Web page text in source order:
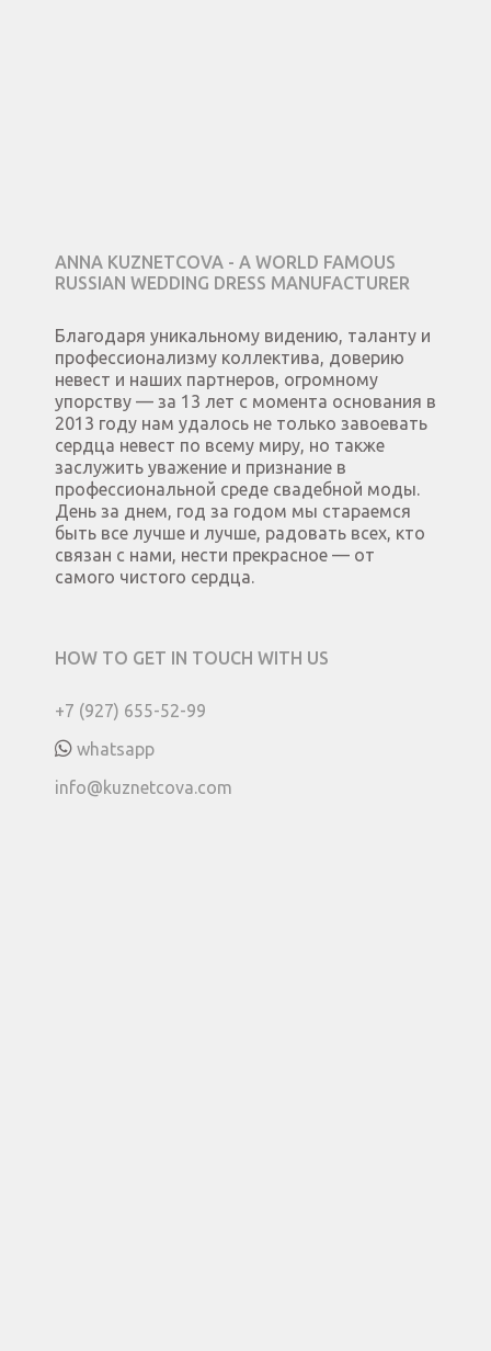
ANNA KUZNETCOVA - A WORLD FAMOUS
RUSSIAN WEDDING DRESS MANUFACTURER
Благодаря уникальному видению, таланту и
профессионализму коллектива, доверию
невест и наших партнеров, огромному
упорству — за 13 лет с момента основания в
2013 году нам удалось не только завоевать
сердца невест по всему миру, но также
заслужить уважение и признание в
профессиональной среде свадебной моды.
День за днем, год за годом мы стараемся
быть все лучше и лучше, радовать всех, кто
связан с нами, нести прекрасное — от
самого чистого сердца.
HOW TO GET IN TOUCH WITH US
+7 (927) 655-52-99
whatsapp
info@kuznetcova.com